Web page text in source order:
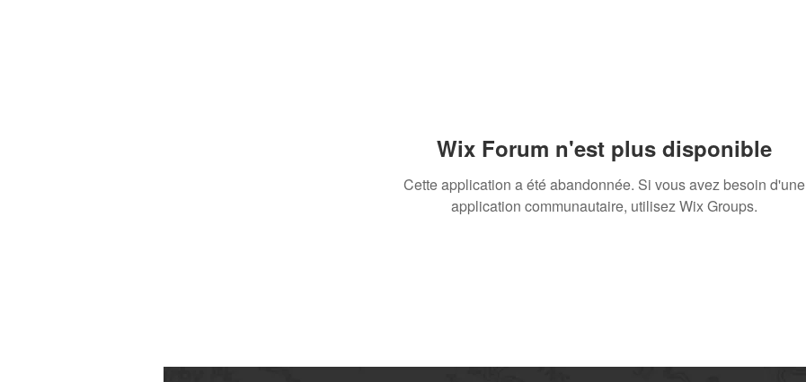
Wix Forum n'est plus disponible
Cette application a été abandonnée. Si vous avez besoin d'une
application communautaire, utilisez Wix Groups.